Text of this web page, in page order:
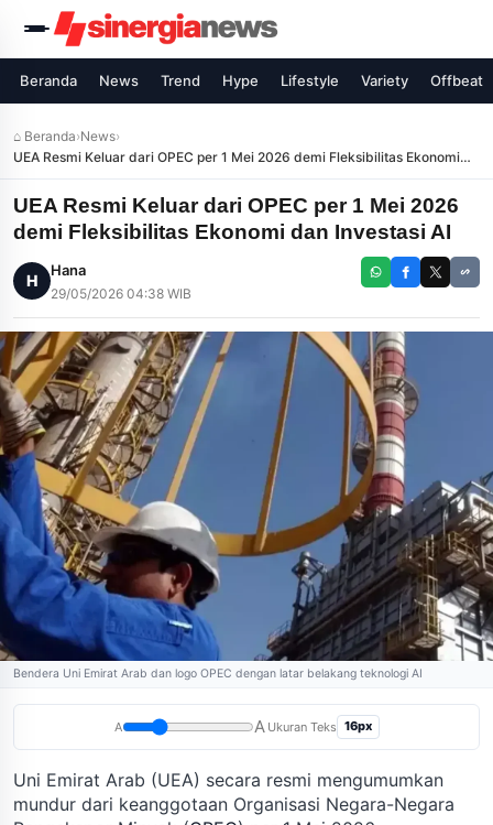
Beranda News Trend Hype Lifestyle Variety Offbeat
⌂ Beranda›News›
UEA Resmi Keluar dari OPEC per 1 Mei 2026 demi Fleksibilitas Ekonomi
dan Investasi AI
UEA Resmi Keluar dari OPEC per 1 Mei 2026
demi Fleksibilitas Ekonomi dan Investasi AI
H
Hana
29/05/2026 04:38 WIB
Bendera Uni Emirat Arab dan logo OPEC dengan latar belakang teknologi AI
A A Ukuran Teks 16px
Uni Emirat Arab (UEA) secara resmi mengumumkan
mundur dari keanggotaan Organisasi Negara-Negara